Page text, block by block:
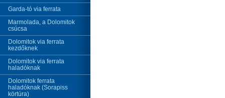
Garda-tó via ferrata
Marmolada, a Dolomitok
csúcsa
Dolomitok via ferrata
kezdőknek
Dolomitok via ferrata
haladóknak
Dolomitok ferrata
haladóknak (Sorapiss
körtúra)